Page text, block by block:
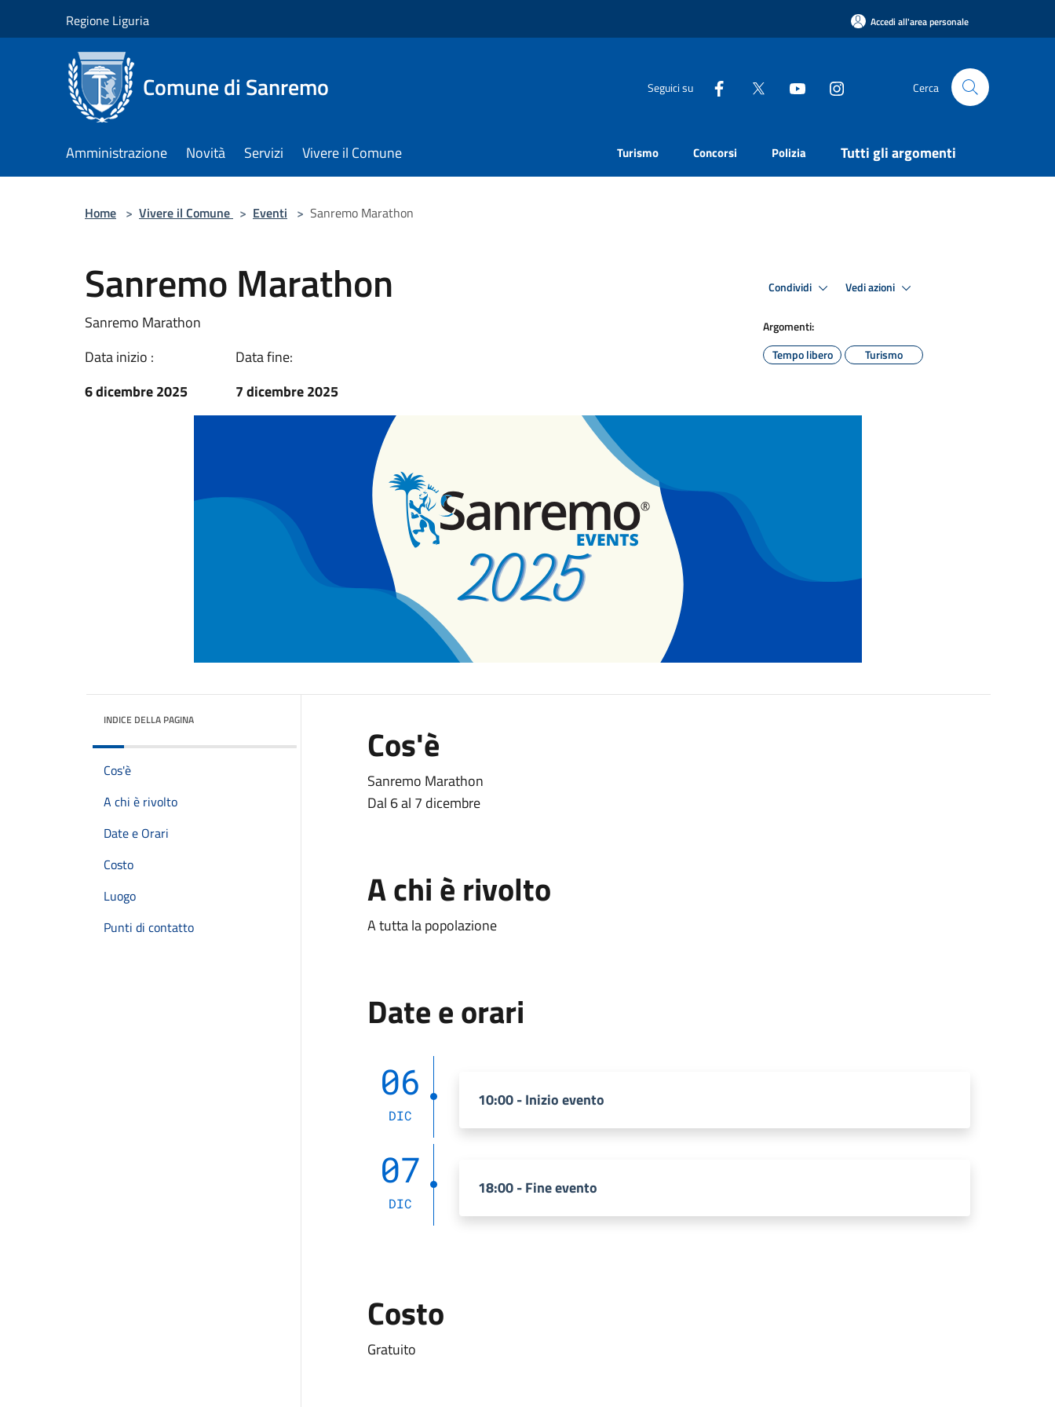
Regione Liguria Accedi all'area personale
Comune di Sanremo Seguici su Cerca
Amministrazione Novità Servizi Vivere il Comune Turismo Concorsi Polizia Tutti gli argomenti
Home > Vivere il Comune > Eventi > Sanremo Marathon
Sanremo Marathon
Sanremo Marathon
Data inizio :
6 dicembre 2025
Data fine:
7 dicembre 2025
Condividi Vedi azioni
Argomenti:
Tempo libero
Turismo
INDICE DELLA PAGINA
Cos'è
A chi è rivolto
Date e Orari
Costo
Luogo
Punti di contatto
Cos'è
Sanremo Marathon
Dal 6 al 7 dicembre
A chi è rivolto
A tutta la popolazione
Date e orari
06
DIC
10:00 - Inizio evento
07
DIC
18:00 - Fine evento
Costo
Gratuito